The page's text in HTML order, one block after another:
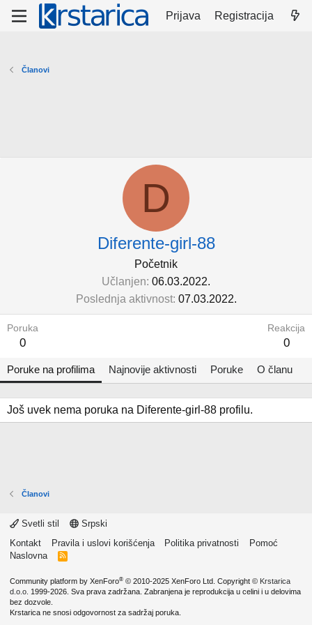
Prijava Registracija
Članovi
D
Diferente-girl-88
Početnik
Učlanjen 06.03.2022.
Poslednja aktivnost 07.03.2022.
Poruka
0
Reakcija
0
Poruke na profilima Najnovije aktivnosti Poruke O članu
Još uvek nema poruka na Diferente-girl-88 profilu.
Članovi
Svetli stil
Srpski
Kontakt
Pravila i uslovi korišćenja Politika privatnosti
Pomoć
Naslovna
R
Community platform by XenForo® © 2010-2025 XenForo Ltd. Copyright © Krstarica
d.o.o. 1999-2026. Sva prava zadržana. Zabranjena je reprodukcija u celini i u delovima
bez dozvole.
Krstarica ne snosi odgovornost za sadržaj poruka.